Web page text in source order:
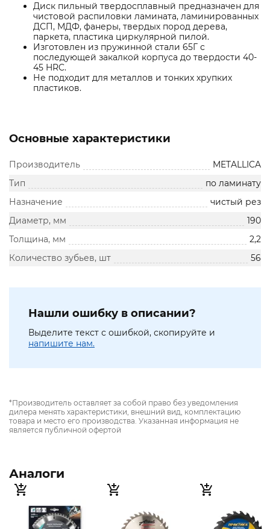
Диск пильный твердосплавный предназначен для
чистовой распиловки ламината, ламинированных
ДСП, МДФ, фанеры, твердых пород дерева,
паркета, пластика циркулярной пилой.
Изготовлен из пружинной стали 65Г с
последующей закалкой корпуса до твердости 40-
45 HRC.
Не подходит для металлов и тонких хрупких
пластиков.
Основные характеристики
Производитель
METALLICA
Тип
по ламинату
Назначение
чистый рез
Диаметр, мм
190
Толщина, мм
2,2
Количество зубьев, шт
56
Нашли ошибку в описании?
Выделите текст с ошибкой, скопируйте и
напишите нам.
*Производитель оставляет за собой право без уведомления
дилера менять характеристики, внешний вид, комплектацию
товара и место его производства. Указанная информация не
является публичной офертой
Аналоги